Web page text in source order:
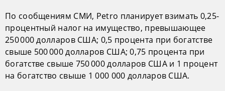
По сообщениям СМИ, Petro планирует взимать 0,25-
процентный налог на имущество, превышающее
250 000 долларов США; 0,5 процента при богатстве
свыше 500 000 долларов США; 0,75 процента при
богатстве свыше 750 000 долларов США и 1 процент
на богатство свыше 1 000 000 долларов США.